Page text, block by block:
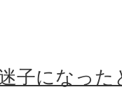
子になっ